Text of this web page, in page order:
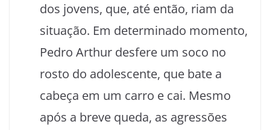
dos jovens, que, até então, riam da
situação. Em determinado momento,
Pedro Arthur desfere um soco no
rosto do adolescente, que bate a
cabeça em um carro e cai. Mesmo
após a breve queda, as agressões